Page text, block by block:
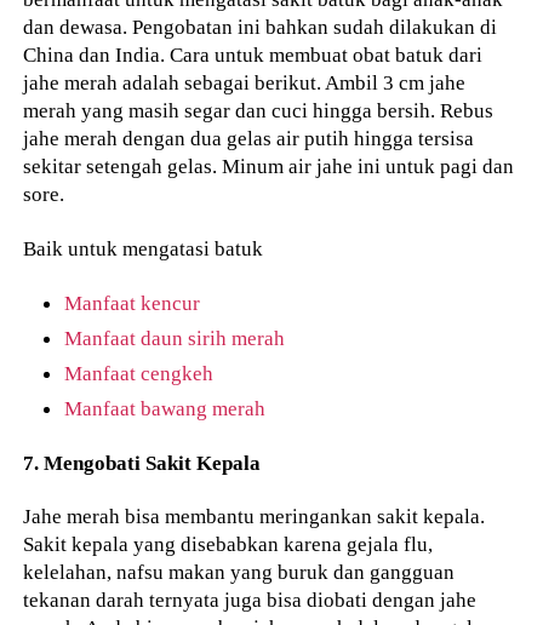
dan dewasa. Pengobatan ini bahkan sudah dilakukan di
China dan India. Cara untuk membuat obat batuk dari
jahe merah adalah sebagai berikut. Ambil 3 cm jahe
merah yang masih segar dan cuci hingga bersih. Rebus
jahe merah dengan dua gelas air putih hingga tersisa
sekitar setengah gelas. Minum air jahe ini untuk pagi dan
sore.
Baik untuk mengatasi batuk
Manfaat kencur
Manfaat daun sirih merah
Manfaat cengkeh
Manfaat bawang merah
7. Mengobati Sakit Kepala
Jahe merah bisa membantu meringankan sakit kepala.
Sakit kepala yang disebabkan karena gejala flu,
kelelahan, nafsu makan yang buruk dan gangguan
tekanan darah ternyata juga bisa diobati dengan jahe